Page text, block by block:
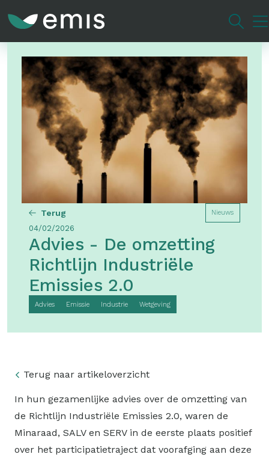
inhoud
gaan
Terug Nieuws
04/02/2026
Advies - De omzetting
Richtlijn Industriële
Emissies 2.0
Advies Emissie Industrie Wetgeving
Terug naar artikeloverzicht
In hun gezamenlijke advies over de omzetting van
de Richtlijn Industriële Emissies 2.0, waren de
Minaraad, SALV en SERV in de eerste plaats positief
over het participatietraject dat voorafging aan deze